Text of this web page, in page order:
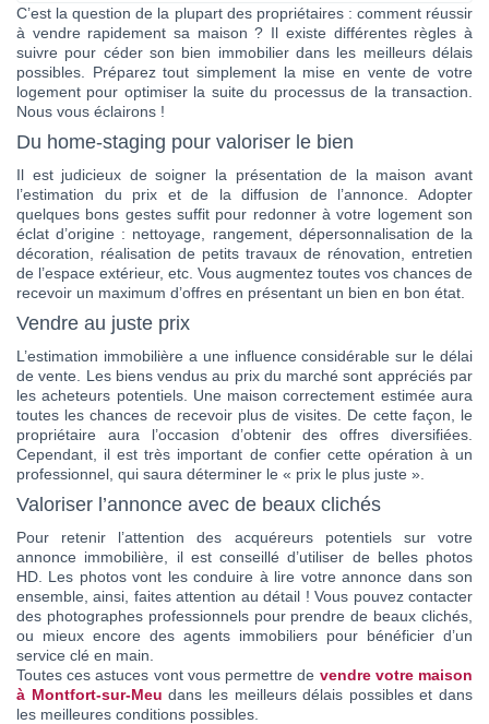
C’est la question de la plupart des propriétaires : comment réussir
à vendre rapidement sa maison ? Il existe différentes règles à
suivre pour céder son bien immobilier dans les meilleurs délais
possibles. Préparez tout simplement la mise en vente de votre
logement pour optimiser la suite du processus de la transaction.
Nous vous éclairons !
Du home-staging pour valoriser le bien
Il est judicieux de soigner la présentation de la maison avant
l’estimation du prix et de la diffusion de l’annonce. Adopter
quelques bons gestes suffit pour redonner à votre logement son
éclat d’origine : nettoyage, rangement, dépersonnalisation de la
décoration, réalisation de petits travaux de rénovation, entretien
de l’espace extérieur, etc. Vous augmentez toutes vos chances de
recevoir un maximum d’offres en présentant un bien en bon état.
Vendre au juste prix
L’estimation immobilière a une influence considérable sur le délai
de vente. Les biens vendus au prix du marché sont appréciés par
les acheteurs potentiels. Une maison correctement estimée aura
toutes les chances de recevoir plus de visites. De cette façon, le
propriétaire aura l’occasion d’obtenir des offres diversifiées.
Cependant, il est très important de confier cette opération à un
professionnel, qui saura déterminer le « prix le plus juste ».
Valoriser l’annonce avec de beaux clichés
Pour retenir l’attention des acquéreurs potentiels sur votre
annonce immobilière, il est conseillé d’utiliser de belles photos
HD. Les photos vont les conduire à lire votre annonce dans son
ensemble, ainsi, faites attention au détail ! Vous pouvez contacter
des photographes professionnels pour prendre de beaux clichés,
ou mieux encore des agents immobiliers pour bénéficier d’un
service clé en main.
Toutes ces astuces vont vous permettre de vendre votre maison
à Montfort-sur-Meu dans les meilleurs délais possibles et dans
les meilleures conditions possibles.